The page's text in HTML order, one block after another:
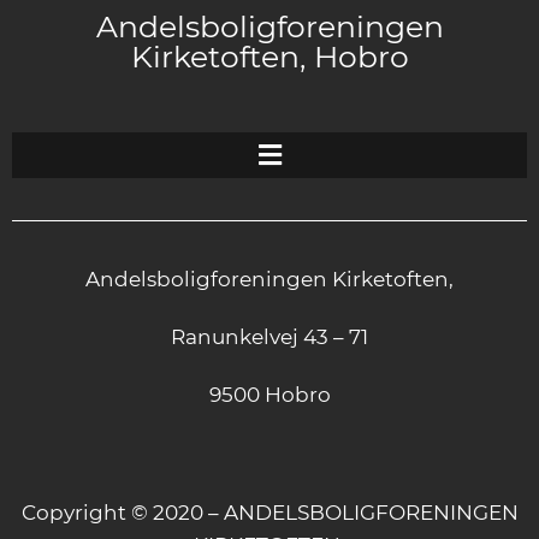
Andelsboligforeningen
Kirketoften, Hobro
Andelsboligforeningen Kirketoften,
Ranunkelvej 43 – 71
9500 Hobro
Copyright © 2020 – ANDELSBOLIGFORENINGEN